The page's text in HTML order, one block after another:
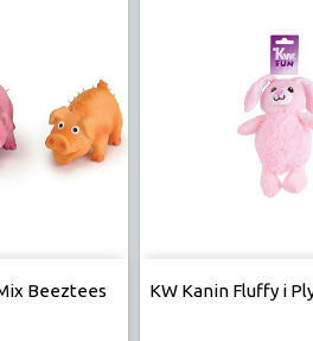
Beeztees KW Kanin Fluffy i